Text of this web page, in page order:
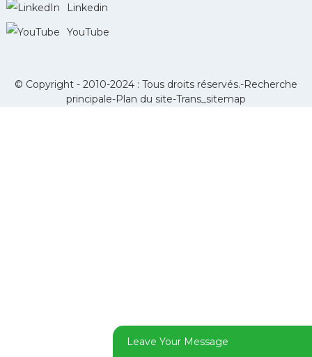
Linkedin
YouTube
© Copyright - 2010-2024 : Tous droits réservés.-Recherche
principale-Plan du site-Trans_sitemap
Leave Your Message